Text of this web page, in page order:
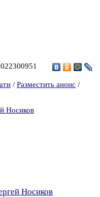
/ Разместить анонс /
Носиков
Носиков